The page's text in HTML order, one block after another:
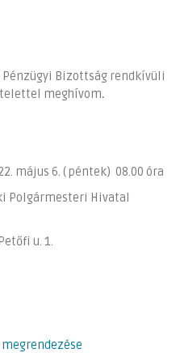
Bizottság rendkívüli
meghívom.
6. ( péntek) 08.00 óra
Hivatal
1.